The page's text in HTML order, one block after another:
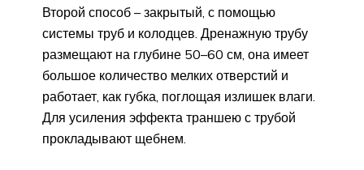
Второй способ – закрытый, с помощью
системы труб и колодцев. Дренажную трубу
размещают на глубине 50–60 см, она имеет
большое количество мелких отверстий и
работает, как губка, поглощая излишек влаги.
Для усиления эффекта траншею с трубой
прокладывают щебнем.